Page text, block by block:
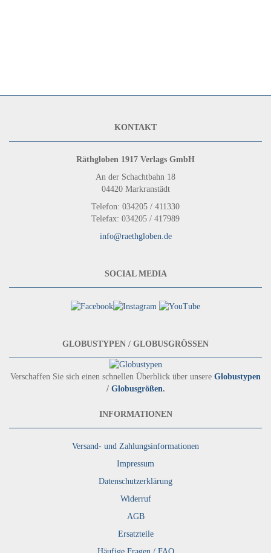
KONTAKT
Räthgloben 1917 Verlags GmbH
An der Schachtbahn 18
04420 Markranstädt
Telefon: 034205 / 411330
Telefax: 034205 / 417989
info@raethgloben.de
SOCIAL MEDIA
GLOBUSTYPEN / GLOBUSGRÖSSEN
Verschaffen Sie sich einen schnellen Überblick über unsere Globustypen
/ Globusgrößen.
INFORMATIONEN
Versand- und Zahlungsinformationen
Impressum
Datenschutzerklärung
Widerruf
AGB
Ersatzteile